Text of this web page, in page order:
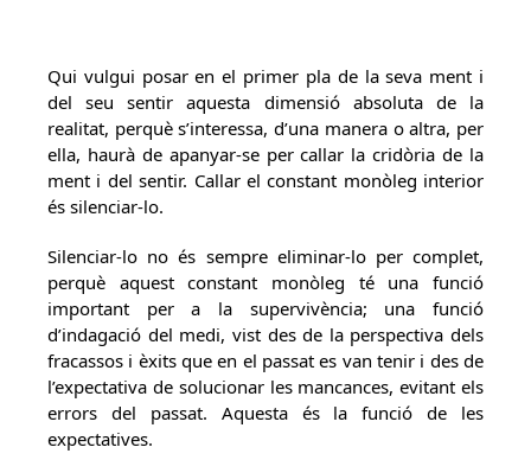
Qui vulgui posar en el primer pla de la seva ment i
del seu sentir aquesta dimensió absoluta de la
realitat, perquè s’interessa, d’una manera o altra, per
ella, haurà de apanyar-se per callar la cridòria de la
ment i del sentir. Callar el constant monòleg interior
és silenciar-lo.
Silenciar-lo no és sempre eliminar-lo per complet,
perquè aquest constant monòleg té una funció
important per a la supervivència; una funció
d’indagació del medi, vist des de la perspectiva dels
fracassos i èxits que en el passat es van tenir i des de
l’expectativa de solucionar les mancances, evitant els
errors del passat. Aquesta és la funció de les
expectatives.